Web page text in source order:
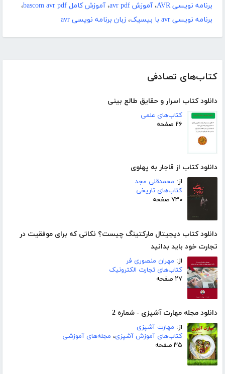
کتاب‌های تصادفی
دانلود کتاب اسرار و حقایق طالع بینی
کتاب‌های علمی
۲۶ صفحه
دانلود کتاب از قاجار به پهلوی
از: محمدقلی مجد
کتاب‌های تاریخی
۷۳۰ صفحه
دانلود کتاب دیجیتال مارکتینگ چیست؟ نکاتی که برای موفقیت در
تجارت خود باید بدانید
از: مهران منصوری فر
کتاب‌های تجارت الکترونیک
۲۷ صفحه
دانلود مجله مهارت آشپزی - شماره 2
از: مهارت آشپزی
کتاب‌های آموزش آشپزی، مجله‌های آموزشی
۳۵ صفحه
برنامه نویسی AVR
،آموزش avr pdf ،آموزش کامل bascom avr pdf
،
برنامه نویسی avr با بیسیک
، زبان برنامه نویسی avr